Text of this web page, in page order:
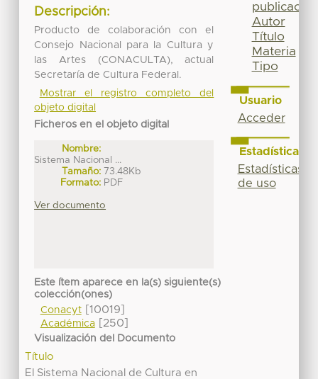
Descripción:
Producto de colaboración con el
Consejo Nacional para la Cultura y
las Artes (CONACULTA), actual
Secretaría de Cultura Federal.
Mostrar el registro completo del
objeto digital
Ficheros en el objeto digital
Nombre:
Sistema Nacional ...
Tamaño: 73.48Kb
Formato: PDF
Ver documento
Este ítem aparece en la(s) siguiente(s)
colección(ones)
Conacyt[10019]
Académica[250]
Visualización del Documento
Título
El Sistema Nacional de Cultura en
publicación
Autor
Título
Materia
Tipo
Usuario
Acceder
Estadísticas
Estadísticas
de uso